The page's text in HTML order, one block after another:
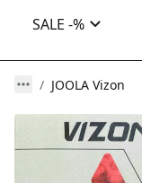
SALE -%
JOOLA Vizon